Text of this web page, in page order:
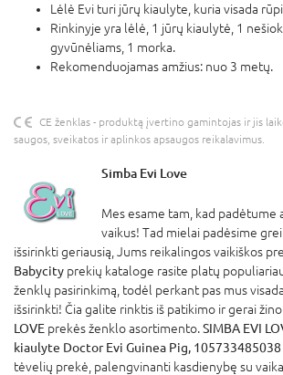
Lėlė Evi turi jūrų kiaulyte, kuria visada
Rinkinyje yra lėlė, 1 jūrų kiaulytė, 1
gyvūnėliams, 1 morka.
Rekomenduojamas amžius: nuo 3 metų.
CE ženklas - produktą įvertino gamintojas ir jis
saugos, sveikatos ir aplinkos apsaugos reikalavimus.
Simba Evi Love
Mes esame tam, kad padėtume
vaikus! Tad mielai padėsime
išsirinkti geriausią, Jums reikalingos vaikiškos
Babycity prekių kataloge rasite platų
ženklų pasirinkimą, todėl perkant pas mus
išsirinkti! Čia galite rinktis iš patikimo ir gerai
LOVE prekės ženklo asortimento.SIMBA EVI
kiaulyte Doctor Evi Guinea Pig, 105733485038
tėvelių prekė, palengvinanti kasdienybę su